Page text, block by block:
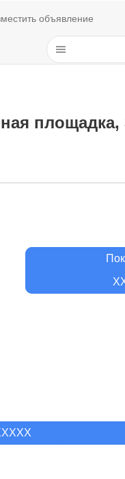
объявление
площадка,